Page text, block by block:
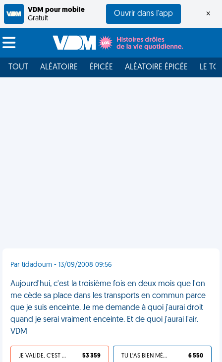
VDM pour mobile
Gratuit
Ouvrir dans l'app ×
TOUT ALÉATOIRE ÉPICÉE ALÉATOIRE ÉPICÉE LE
Par tidadoum - 13/09/2008 09:56
Aujourd'hui, c'est la troisième fois en deux mois que l'on
me cède sa place dans les transports en commun parce
que je suis enceinte. Je me demande à quoi j'aurai droit
quand je serai vraiment enceinte. Et de quoi j'aurai l'air.
VDM
JE VALIDE, C'EST UNE VDM 53 359 TU L'AS BIEN MÉRITÉ 6 550